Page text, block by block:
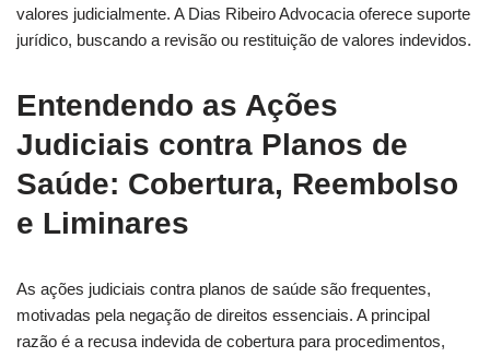
valores judicialmente. A Dias Ribeiro Advocacia oferece suporte
jurídico, buscando a revisão ou restituição de valores indevidos.
Entendendo as Ações
Judiciais contra Planos de
Saúde: Cobertura, Reembolso
e Liminares
As ações judiciais contra planos de saúde são frequentes,
motivadas pela negação de direitos essenciais. A principal
razão é a recusa indevida de cobertura para procedimentos,